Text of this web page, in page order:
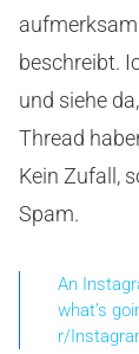
beschreibt.
und siehe
Thread
Kein Zufall,
Spam.
An
what’s
r/